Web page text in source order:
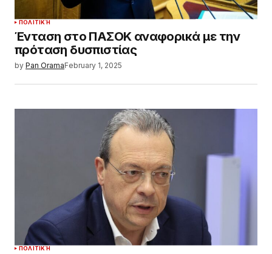
ΠΟΛΙΤΙΚΉ
Ένταση στο ΠΑΣΟΚ αναφορικά με την
πρόταση δυσπιστίας
by Pan OramaFebruary 1, 2025
ΠΟΛΙΤΙΚΉ